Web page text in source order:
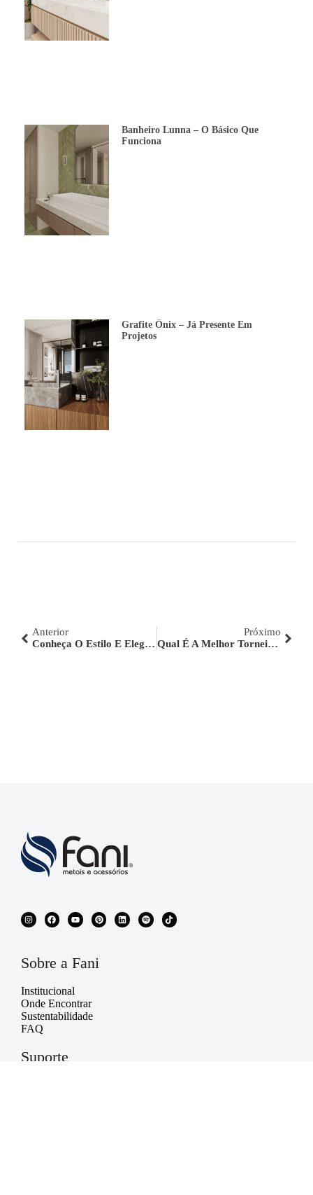
Banheiro Lunna – O Básico Que
Funciona
Grafite Ônix – Já Presente Em
Projetos
Anterior
Conheça O Estilo E Elegância Do Ouro Velho
Próximo
Qual É AMelhor Torneira Para
Sobre a Fani
Institucional
Onde Encontrar
Sustentabilidade
FAQ
Suporte